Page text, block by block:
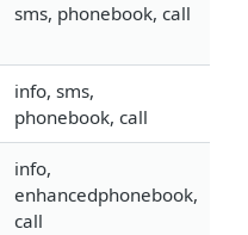
sms, phonebook, call
info, sms,
phonebook, call
info,
enhancedphonebook,
call